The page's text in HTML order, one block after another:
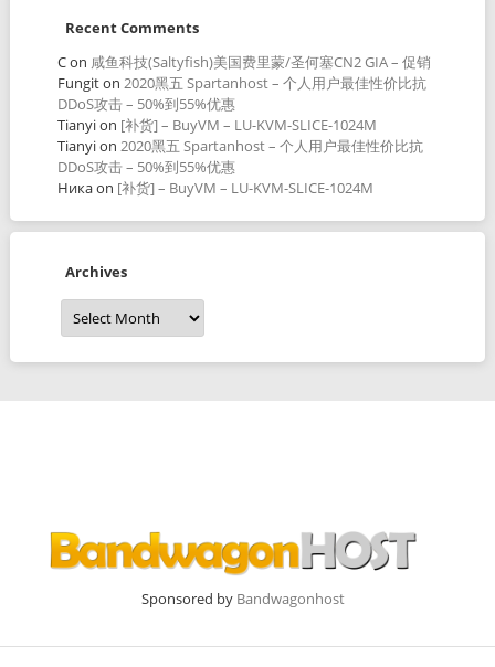
Recent Comments
Con 咸鱼科技(Saltyfish)美国费里蒙/圣何塞CN2 GIA – 促销
Fungiton 2020黑五 Spartanhost – 个人用户最佳性价比抗
DDoS攻击 – 50%到55%优惠
Tianyion [补货] – BuyVM – LU-KVM-SLICE-1024M
Tianyion 2020黑五 Spartanhost – 个人用户最佳性价比抗
DDoS攻击 – 50%到55%优惠
Никаon [补货] – BuyVM – LU-KVM-SLICE-1024M
Archives
Archives
Sponsored by Bandwagonhost